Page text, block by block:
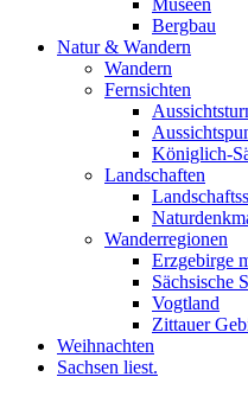
Museen
Bergbau
Natur & Wandern
Wandern
Fernsichten
Königlich-
Landschaften
Wanderregionen
Erzgebirge
Sächsische
Vogtland
Zittauer
Weihnachten
Sachsen liest.